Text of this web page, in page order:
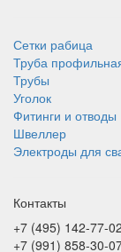
Сетки рабица
Труба
Трубы
Уголок
Фитинги и отводы
Швеллер
Электроды для
Контакты
+7 (495) 142-77-02
+7 (991) 858-30-